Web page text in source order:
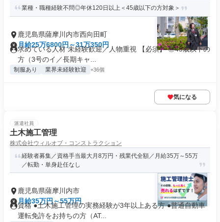
業種・職種経験不問◎年休120日以上＜45歳以下の方対象＞
鹿児島県薩摩川内市西向田町
月給25万6800円～31万350円
求めている人材 未経験歓迎／人物重視 【必須】 ◎45歳以下の
方（3号のイ／長期キャ...
制服あり 業界未経験歓迎 +36個
気になる
派遣社員
土木施工管理
株式会社ウィルオブ・コンストラクション
経験者募集／資格手当最大月8万円・残業代全額／月給35万～55万
／転勤・単身赴任なし
鹿児島県薩摩川内市
月給35万円～55万円
資格 ●土木施工管理の実務経験が3年以上ある方 ●普通自動車
運転免許をお持ちの方（AT...